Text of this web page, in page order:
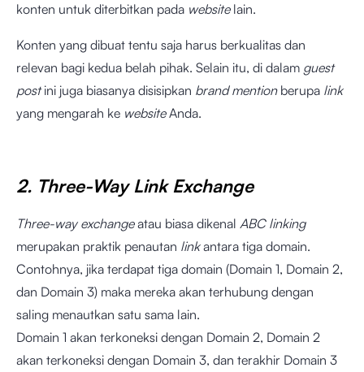
konten untuk diterbitkan pada websitelain.
Konten yang dibuat tentu saja harus berkualitas dan
relevan bagi kedua belah pihak. Selain itu, di dalam guest
postini juga biasanya disisipkan brand mentionberupa link
yang mengarah ke websiteAnda.
2. Three-Way Link Exchange
Three-way exchangeatau biasa dikenal ABC linking
merupakan praktik penautan linkantara tiga domain.
Contohnya, jika terdapat tiga domain (Domain 1, Domain 2,
dan Domain 3) maka mereka akan terhubung dengan
saling menautkan satu sama lain.
Domain 1 akan terkoneksi dengan Domain 2, Domain 2
akan terkoneksi dengan Domain 3, dan terakhir Domain 3